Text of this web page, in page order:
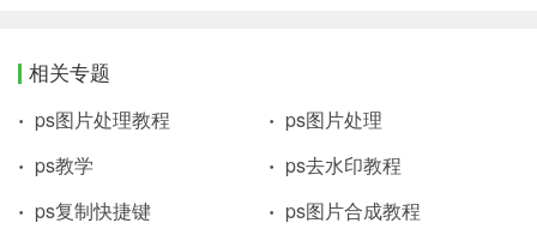
相关专题
ps图片处理教程
ps图片处理
ps教学
ps去水印教程
ps复制快捷键
ps图片合成教程